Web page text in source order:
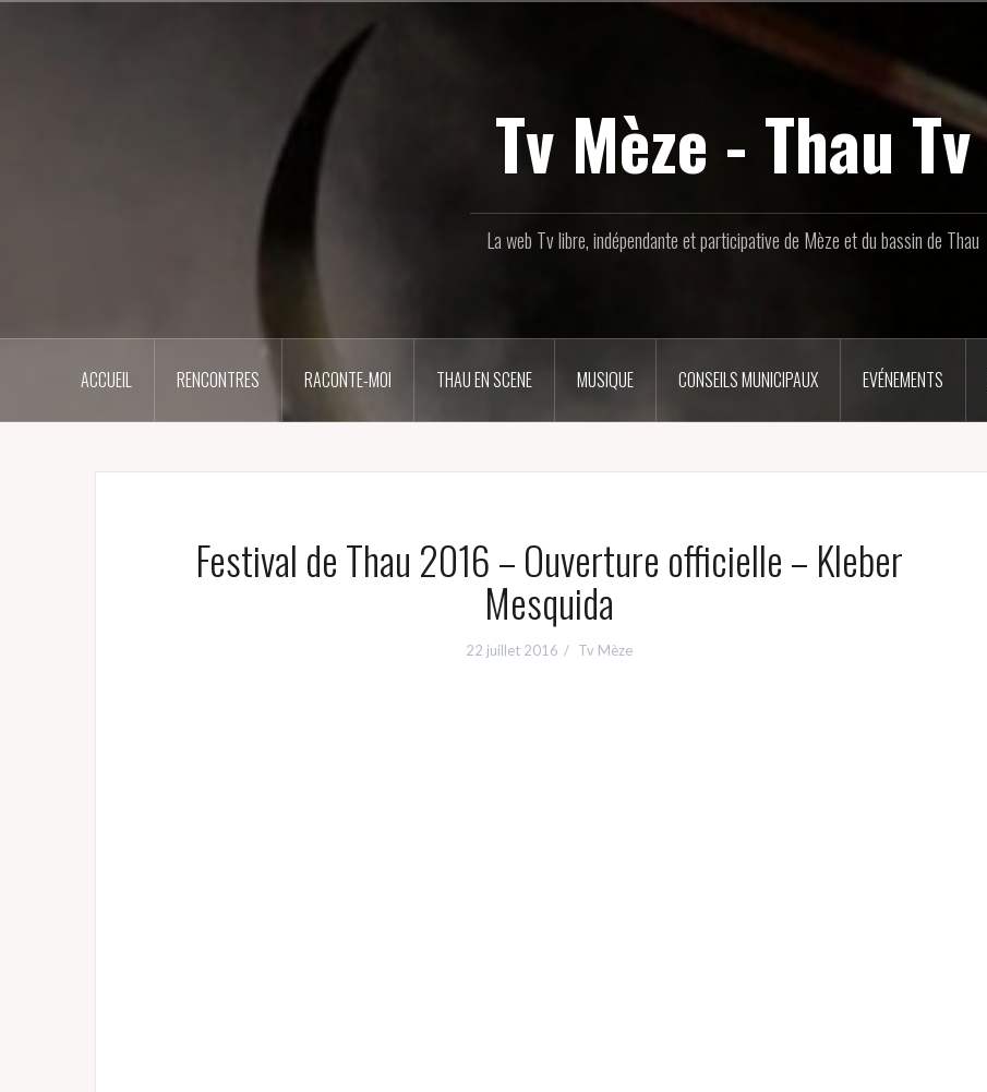
Tv Mèze - Thau Tv
La web Tv libre, indépendante et participative de Mèze et du bassin de Thau
ACCUEIL RENCONTRES RACONTE-MOI THAU EN SCENE MUSIQUE CONSEILS MUNICIPAUX EVÉNEMENTS
Festival de Thau 2016 – Ouverture officielle – Kleber
Mesquida
22 juillet 2016 Tv Mèze